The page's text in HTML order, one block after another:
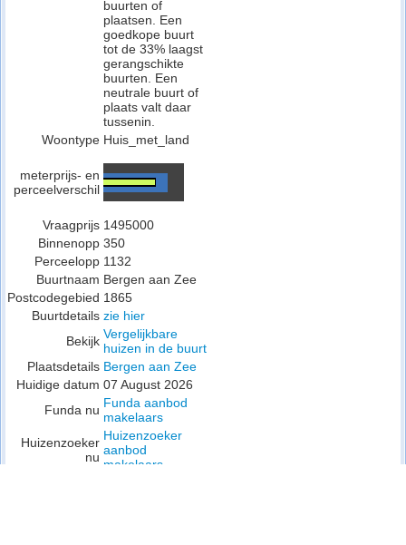
buurten of
plaatsen. Een
goedkope buurt
tot de 33% laagst
gerangschikte
buurten. Een
neutrale buurt of
plaats valt daar
tussenin.
Woontype Huis_met_land
meterprijs- en
perceelverschil
Vraagprijs 1495000
Binnenopp 350
Perceelopp 1132
Buurtnaam Bergen aan Zee
Postcodegebied 1865
Buurtdetails zie hier
Bekijk Vergelijkbare
huizen in de buurt
Plaatsdetails Bergen aan Zee
Huidige datum 07 August 2026
Funda nu Funda aanbod
makelaars
Huizenzoeker
nu
Huizenzoeker
aanbod
makelaars